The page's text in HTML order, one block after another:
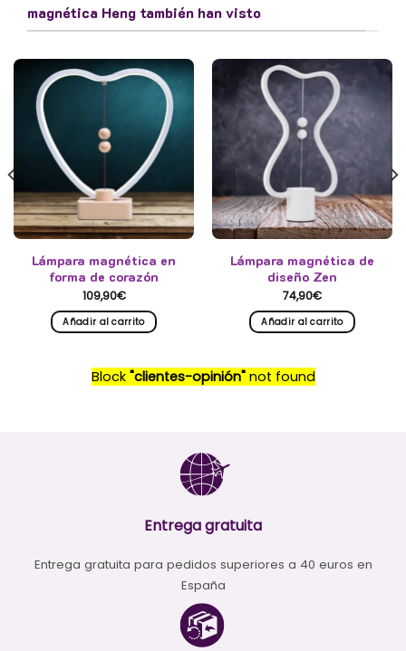
magnética Heng también han visto
Lámpara magnética en
forma de corazón
109,90€
Añadir al carrito
Lámpara magnética de
diseño Zen
74,90€
Añadir al carrito
Block "clientes-opinión"not found
Entrega gratuita
Entrega gratuita para pedidos superiores a 40 euros en
España